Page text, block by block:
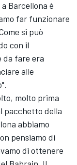
Barcellona è
far funzionare
si può
con il
da fare era
alle
molto prima
pacchetto della
abbiamo
pensiamo di
di ottenere